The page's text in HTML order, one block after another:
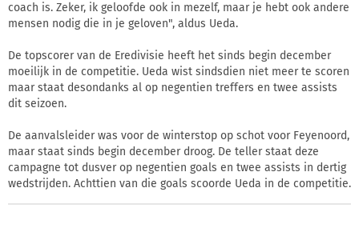
coach is. Zeker, ik geloofde ook in mezelf, maar je hebt ook andere
mensen nodig die in je geloven", aldus Ueda.
De topscorer van de Eredivisie heeft het sinds begin december
moeilijk in de competitie. Ueda wist sindsdien niet meer te scoren
maar staat desondanks al op negentien treffers en twee assists
dit seizoen.
De aanvalsleider was voor de winterstop op schot voor Feyenoord,
maar staat sinds begin december droog. De teller staat deze
campagne tot dusver op negentien goals en twee assists in dertig
wedstrijden. Achttien van die goals scoorde Ueda in de competitie.